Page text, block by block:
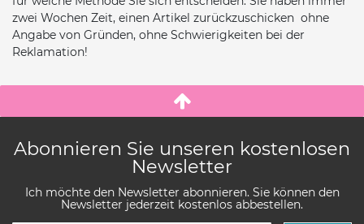
zwei Wochen Zeit, einen Artikel zurückzuschicken  ohne
Angabe von Gründen, ohne Schwierigkeiten bei der
Reklamation!
Abonnieren Sie unseren kostenlosen
Newsletter
Ich möchte den Newsletter abonnieren. Sie können den
Newsletter jederzeit kostenlos abbestellen.